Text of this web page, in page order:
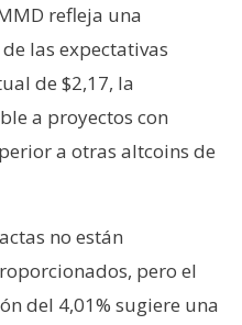
refleja una
las expectativas
de $2,17, la
a proyectos con
a otras altcoins de
no están
pero el
del 4,01% sugiere una